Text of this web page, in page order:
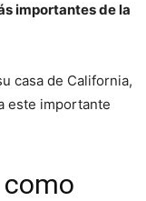
importantes de la
casa de California,
este importante
como